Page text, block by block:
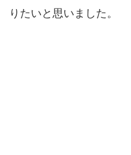
りたいと思いました。